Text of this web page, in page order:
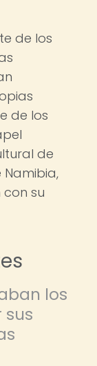
de los
de los
de
su
los